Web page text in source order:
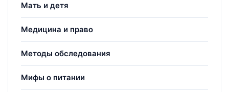
Мать и детя
Медицина и право
Методы обследования
Мифы о питании